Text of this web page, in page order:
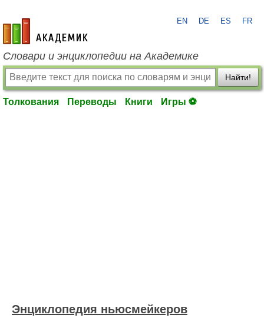
academic.ru
EN DE ES FR
Словари и энциклопедии на Академике
Найти!
Толкования Переводы Книги Игры ⚽
Энциклопедия ньюсмейкеров